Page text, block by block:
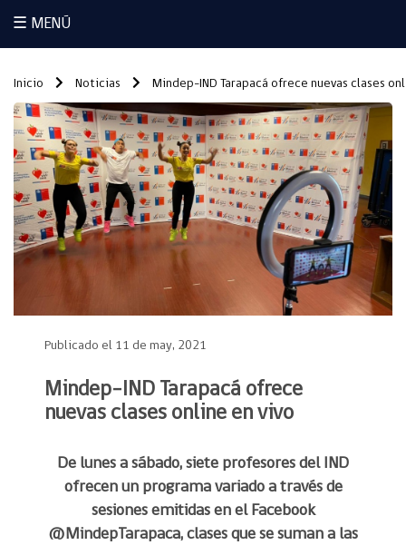
☰ MENÚ
Inicio Noticias Mindep-IND Tarapacá ofrece nuevas clases
Publicado el 11 de may, 2021
Mindep-IND Tarapacá ofrece
nuevas clases online en vivo
De lunes a sábado, siete profesores del IND
ofrecen un programa variado a través de
sesiones emitidas en el Facebook
@MindepTarapaca, clases que se suman a las